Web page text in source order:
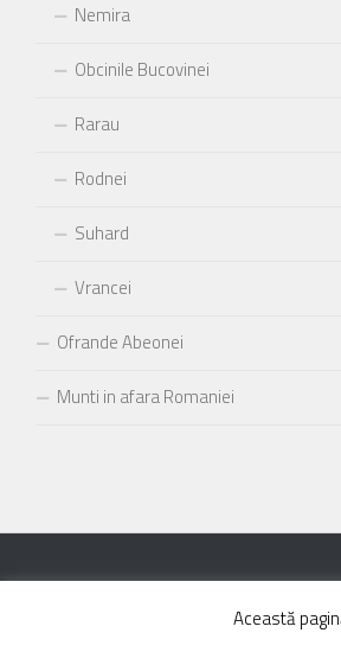
Nemira
Obcinile Bucovinei
Rarau
Rodnei
Suhard
Vrancei
Ofrande Abeonei
Munti in afara Romaniei
Această